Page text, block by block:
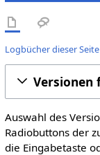
Logbücher dieser
Versionen
Auswahl des
Radiobuttons der
die Eingabetaste